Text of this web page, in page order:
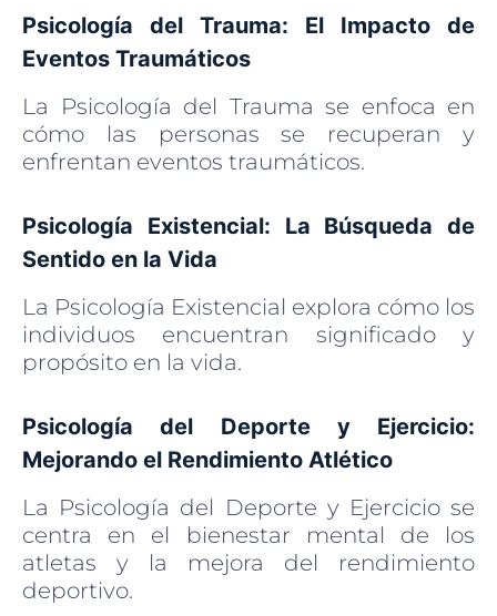
Psicología del Trauma: El Impacto de
Eventos Traumáticos
La Psicología del Trauma se enfoca en
cómo las personas se recuperan y
enfrentan eventos traumáticos.
Psicología Existencial: La Búsqueda de
Sentido en la Vida
La Psicología Existencial explora cómo los
individuos encuentran significado y
propósito en la vida.
Psicología del Deporte y Ejercicio:
Mejorando el Rendimiento Atlético
La Psicología del Deporte y Ejercicio se
centra en el bienestar mental de los
atletas y la mejora del rendimiento
deportivo.